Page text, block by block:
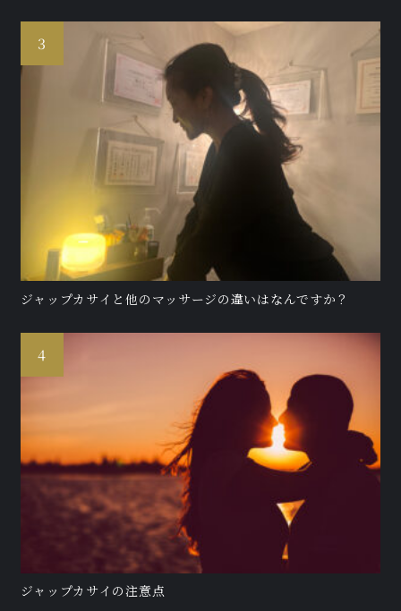
ジャップカサイと他のマッサージの違いはなんですか？
ジャップカサイの注意点